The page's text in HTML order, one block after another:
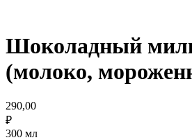
Шоколадный
(молоко,
290,00
₽
300 мл